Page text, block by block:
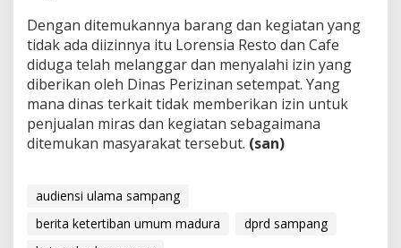
Dengan ditemukannya barang dan kegiatan yang
tidak ada diizinnya itu Lorensia Resto dan Cafe
diduga telah melanggar dan menyalahi izin yang
diberikan oleh Dinas Perizinan setempat. Yang
mana dinas terkait tidak memberikan izin untuk
penjualan miras dan kegiatan sebagaimana
ditemukan masyarakat tersebut. (san)
audiensi ulama sampang
berita ketertiban umum madura
dprd sampang